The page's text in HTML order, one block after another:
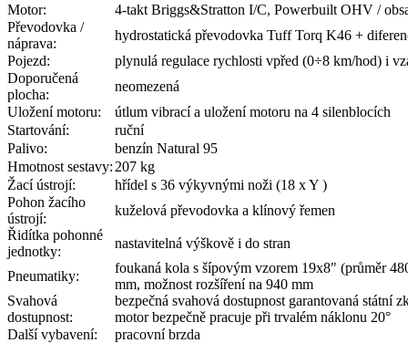
Motor:
4-takt Briggs&Stratton I/C, Powerbuilt OHV /
Převodovka /
náprava:
hydrostatická převodovka Tuff Torq K46 +
Pojezd:
plynulá regulace rychlosti vpřed (0÷8 km/hod) i
Doporučená
plocha:
neomezená
Uložení motoru:
útlum vibrací a uložení motoru na 4 silenblocích
Startování:
ruční
Palivo:
benzín Natural 95
Hmotnost sestavy: 207 kg
Žací ústrojí:
hřídel s 36 výkyvnými noži (18 x Y )
Pohon žacího
ústrojí:
kuželová převodovka a klínový řemen
Řidítka pohonné
jednotky:
nastavitelná výškově i do stran
Pneumatiky:
foukaná kola s šípovým vzorem 19x8" (průměr
mm, možnost rozšíření na 940 mm
Svahová
dostupnost:
bezpečná svahová dostupnost garantovaná státní
motor bezpečně pracuje při trvalém náklonu 20°
Další vybavení:
pracovní brzda